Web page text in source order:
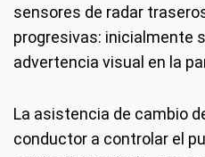
sensores de radar
progresivas: inicialmente
advertencia visual en la
La asistencia de cambio
conductor a controlar el